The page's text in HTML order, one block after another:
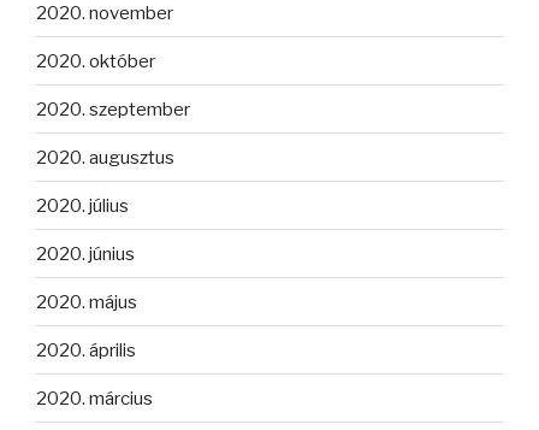
2020. november
2020. október
2020. szeptember
2020. augusztus
2020. július
2020. június
2020. május
2020. április
2020. március